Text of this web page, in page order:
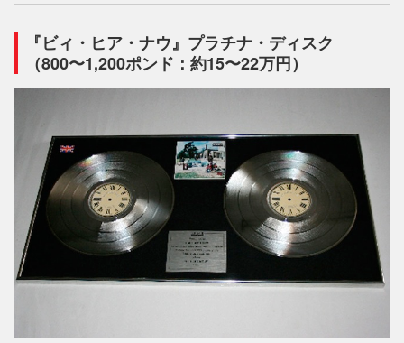
『ビィ・ヒア・ナウ』プラチナ・ディスク
（800〜1,200ポンド：約15〜22万円）